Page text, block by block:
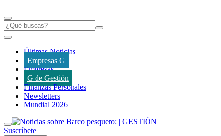
Últimas Noticias
Empresas G
Empresas
G de Gestión
Finanzas Personales
Newsletters
Mundial 2026
Suscríbete